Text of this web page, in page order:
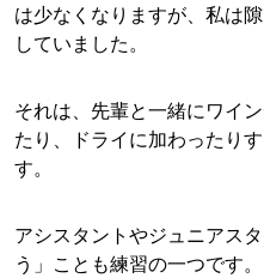
は少なくなりますが、私は
していました。
それは、先輩と一緒にワイ
たり、ドライに加わったり
す。
アシスタントやジュニアス
う」ことも練習の一つです。